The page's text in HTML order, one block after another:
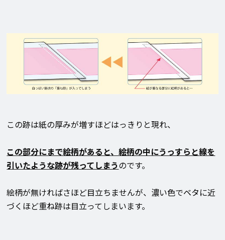
この跡は紙の厚みが増すほどはっきりと現れ、
この部分にまで絵柄があると、絵柄の中にうっすらと線を
引いたような跡が残ってしまうのです。
絵柄が無ければさほど目立ちませんが、濃い色でベタに近
づくほど重ね跡は目立ってしまいます。